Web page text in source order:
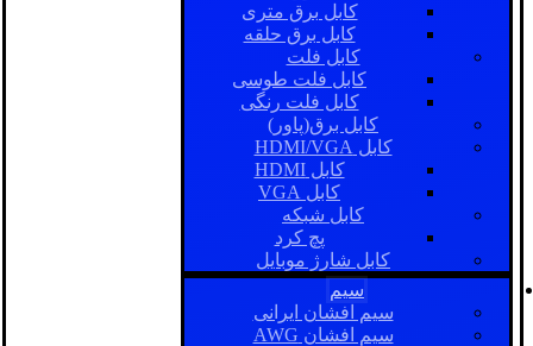
کابل برق متری
کابل برق حلقه
کابل فلت
کابل فلت طوسی
کابل فلت رنگی
کابل برق(پاور)
کابل HDMI/VGA
کابل HDMI
کابل VGA
کابل شبکه
پچ کرد
کابل شارژ موبایل
سیم
سیم افشان ایرانی
سیم افشان AWG